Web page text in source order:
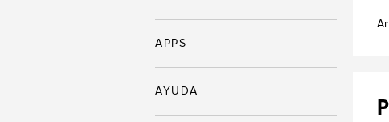
APPS
AYUDA